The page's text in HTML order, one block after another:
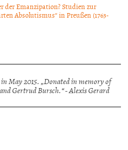
der Emanzipation? Studien zur
Absolutismus“ in Preußen (1763-
May 2015. „Donated in memory of
Gertrud Bursch.“ - Alexis Gerard